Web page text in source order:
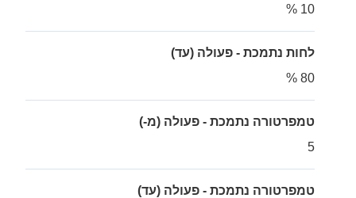
10 %
לחות נתמכת - פעולה (עד)
80 %
טמפרטורה נתמכת - פעולה (מ-)
5
טמפרטורה נתמכת - פעולה (עד)